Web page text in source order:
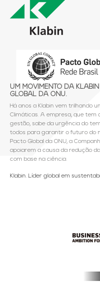
UM MOVIMENTO DA
GLOBAL DA ONU.
Há anos a Klabin vem trilhando
Climáticas. A empresa, que tem
gestão, sabe da urgência do
todos para garantir o futuro do
Pacto Global da ONU, a
apoiarem a causa da redução
com base na ciência.
Klabin. Líder global em